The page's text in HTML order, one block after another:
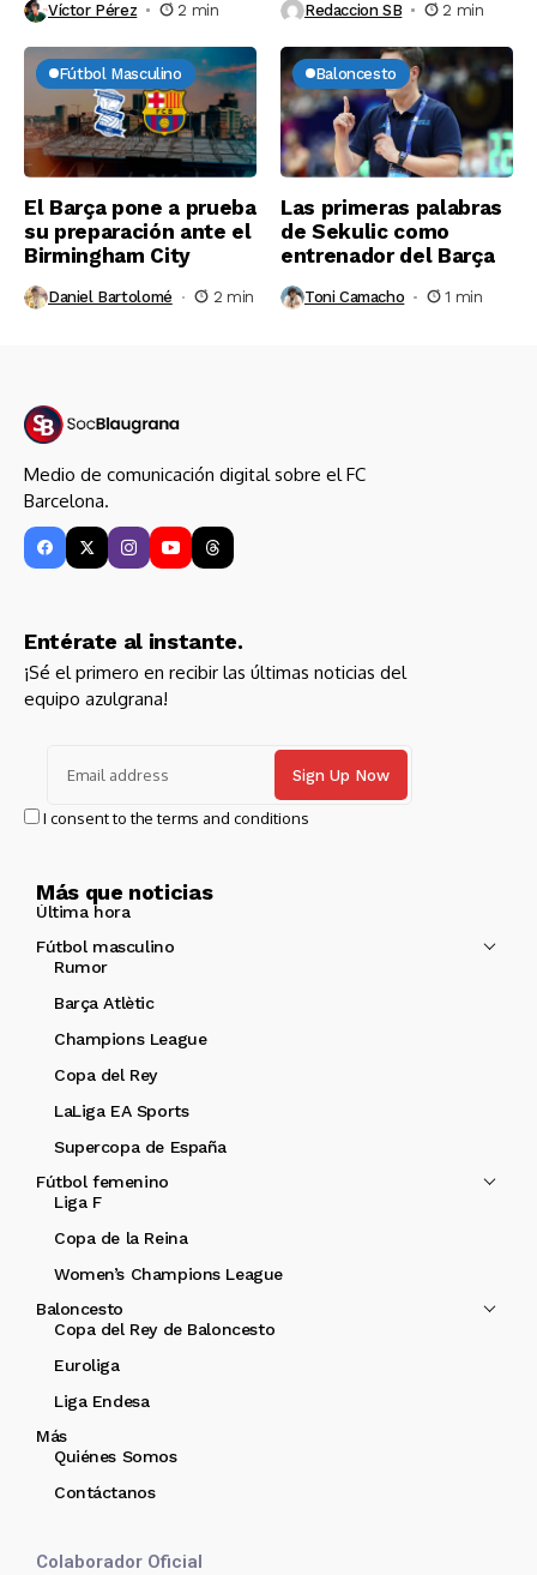
Víctor Pérez 2 min Redaccion SB 2 min
Fútbol Masculino
El Barça pone a prueba
su preparación ante el
Birmingham City
Daniel Bartolomé 2 min
Baloncesto
Las primeras palabras
de Sekulic como
entrenador del Barça
Toni Camacho 1 min
Medio de comunicación digital sobre el FC
Barcelona.
Entérate al instante.
¡Sé el primero en recibir las últimas noticias del
equipo azulgrana!
I consent to the terms and conditions
Más que noticias
Última hora
Fútbol masculino
Rumor
Barça Atlètic
Champions League
Copa del Rey
LaLiga EA Sports
Supercopa de España
Fútbol femenino
Liga F
Copa de la Reina
Women’s Champions League
Baloncesto
Copa del Rey de Baloncesto
Euroliga
Liga Endesa
Más
Quiénes Somos
Contáctanos
Colaborador Oficial